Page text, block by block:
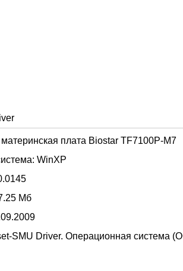
материнская плата Biostar TF7100P-M7
WinXP
Мб
SMU Driver. Операционная система